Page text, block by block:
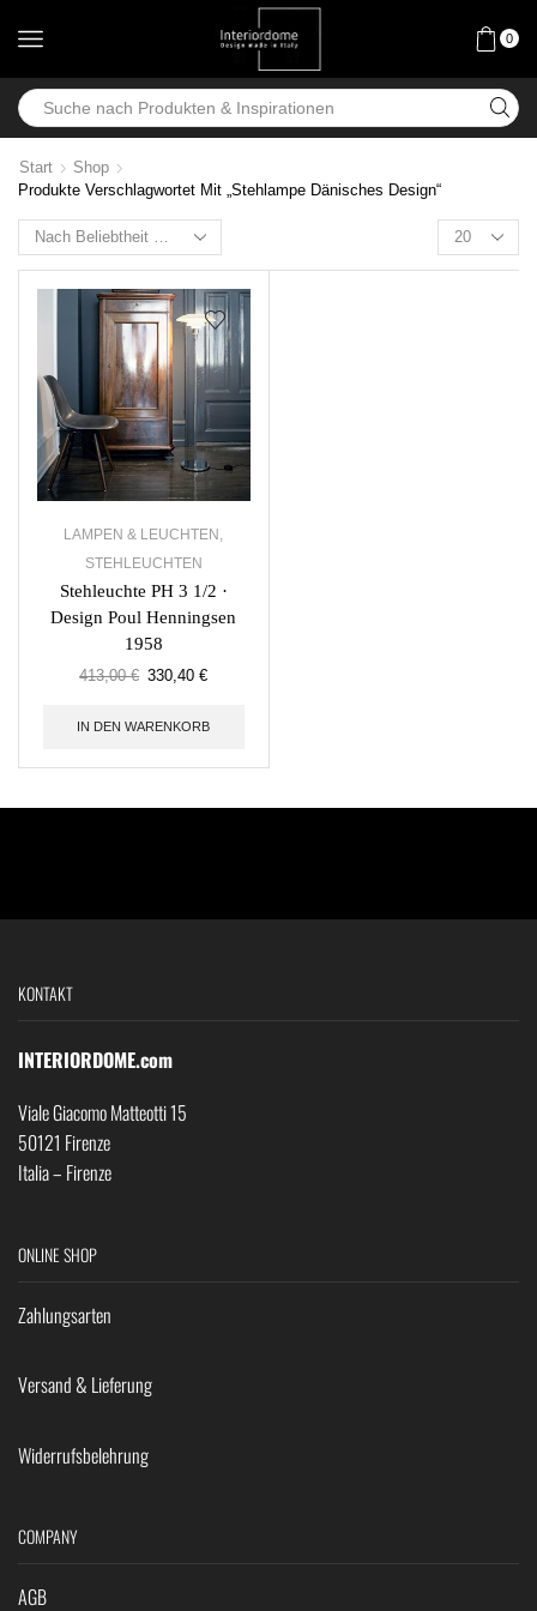
0
Start
Shop
Produkte Verschlagwortet Mit „Stehlampe Dänisches Design“
LAMPEN & LEUCHTEN ,
STEHLEUCHTEN
Stehleuchte PH 3 1/2 ·
Design Poul Henningsen
1958
413,00€ 330,40€
IN DEN WARENKORB
KONTAKT
INTERIORDOME.com
Viale Giacomo Matteotti 15
50121 Firenze
Italia – Firenze
ONLINE SHOP
Zahlungsarten
Versand & Lieferung
Widerrufsbelehrung
COMPANY
AGB